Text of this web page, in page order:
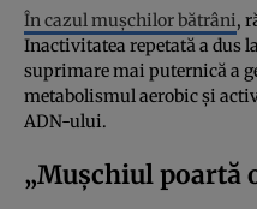
În cazul mușchilor bătrâni,
Inactivitatea repetată a dus
suprimare mai puternică a
metabolismul aerobic și
ADN-ului.
„Mușchiul poartă